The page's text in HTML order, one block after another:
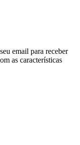
email para receber
as características